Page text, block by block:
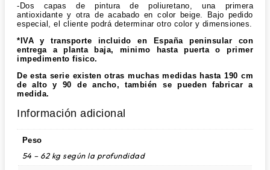
-Dos capas de pintura de poliuretano, una primera
antioxidante y otra de acabado en color beige. Bajo pedido
especial, el cliente podrá determinar otro color y dimensiones.
*IVA y transporte incluido en España peninsular con
entrega a planta baja, minimo hasta puerta o primer
impedimento fisico.
De esta serie existen otras muchas medidas hasta 190 cm
de alto y 90 de ancho, también se pueden fabricar a
medida.
Información adicional
Peso
54 – 62 kg según la profundidad